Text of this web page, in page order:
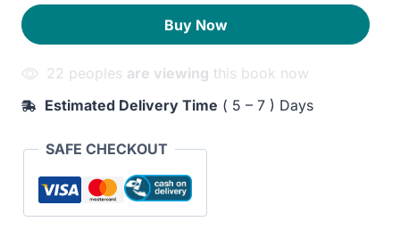
Livre
de
quantity
Buy Now
22 peoples are viewing this book now
Estimated Delivery Time ( 5 – 7 ) Days
SAFE CHECKOUT